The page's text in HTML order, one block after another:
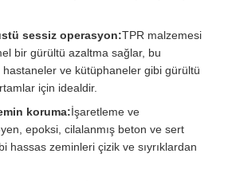
sessiz operasyon:TPR malzemesi
bir gürültü azaltma sağlar, bu
hastaneler ve kütüphaneler gibi gürültü
için idealdir.
koruma:İşaretleme ve
epoksi, cilalanmış beton ve sert
hassas zeminleri çizik ve sıyrıklardan